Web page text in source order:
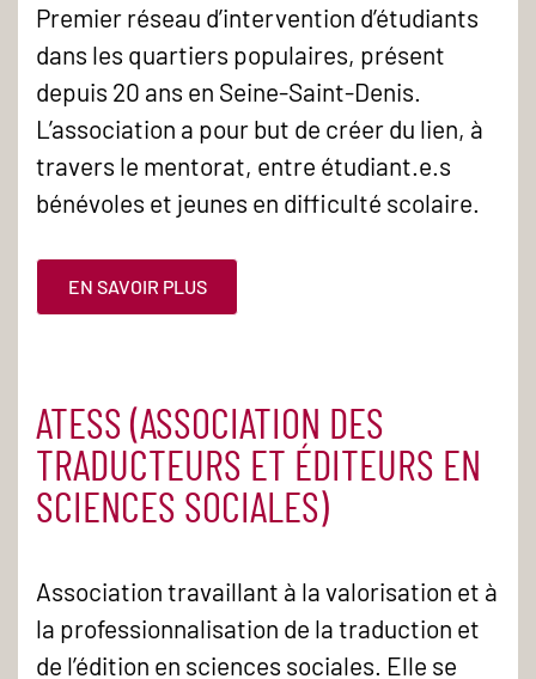
Premier réseau d’intervention d’étudiants
dans les quartiers populaires, présent
depuis 20 ans en Seine-Saint-Denis.
L’association a pour but de créer du lien, à
travers le mentorat, entre étudiant.e.s
bénévoles et jeunes en difficulté scolaire.
EN SAVOIR PLUS
ATESS (ASSOCIATION DES
TRADUCTEURS ET ÉDITEURS EN
SCIENCES SOCIALES)
Association travaillant à la valorisation et à
la professionnalisation de la traduction et
de l’édition en sciences sociales. Elle se